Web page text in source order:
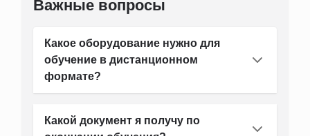
Важные вопросы
Какое оборудование нужно для
обучение в дистанционном
формате?
Какой документ я получу по